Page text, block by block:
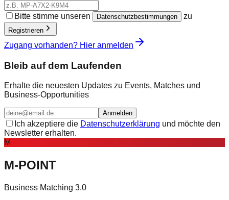
Bitte stimme unseren Datenschutzbestimmungen zu
Registrieren
Zugang vorhanden? Hier anmelden
Bleib auf dem Laufenden
Erhalte die neuesten Updates zu Events, Matches und
Business-Opportunities
Anmelden
Ich akzeptiere die Datenschutzerklärung und möchte den
Newsletter erhalten.
M
M-POINT
Business Matching 3.0